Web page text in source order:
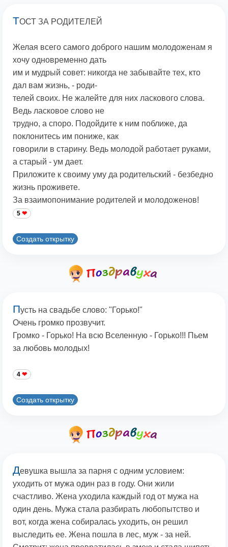
ТОСТ ЗА РОДИТЕЛЕЙ
Желая всего самого доброго нашим молодоженам я
хочу одновременно дать
им и мудрый совет: никогда не забывайте тех, кто
дал вам жизнь, - роди-
телей своих. Не жалейте для них ласкового слова.
Ведь ласковое слово не
трудно, а споро. Подойдите к ним поближе, да
поклонитесь им пониже, как
говорили в старину. Ведь молодой работает руками,
а старый - ум дает.
Приложите к своиму уму да родительский - безбедно
жизнь проживете.
За взаимопонимание родителей и молодоженов!
5
Создать открытку
Пусть на свадьбе слово: "Горько!"
Очень громко прозвучит.
Громко - Горько! На всю Вселенную - Горько!!! Пьем
за любовь молодых!
4
Создать открытку
Девушка вышла за парня с одним условием:
уходить от мужа один раз в году. Они жили
счастливо. Жена уходила каждый год от мужа на
один день. Мужа стала разбирать любопытство и
вот, когда жена собиралась уходить, он решил
выследить ее. Жена пошла в лес, муж - за ней.